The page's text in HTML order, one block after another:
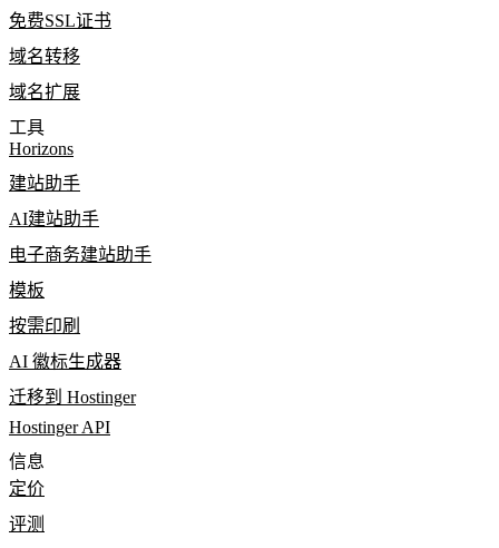
免费SSL证书
域名转移
域名扩展
工具
Horizons
建站助手
AI建站助手
电子商务建站助手
模板
按需印刷
AI 徽标生成器
迁移到 Hostinger
Hostinger API
信息
定价
评测